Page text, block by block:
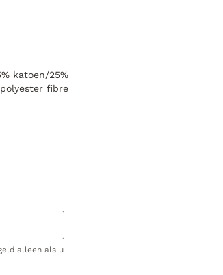
katoen/25%
fibre
alleen als u